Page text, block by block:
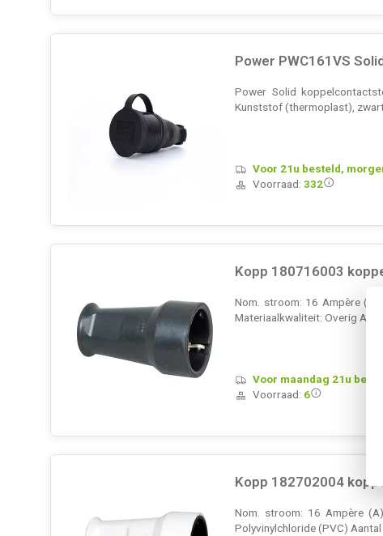
Power PWC161VS
Power Solid
Kunststof (thermoplast),
Voor 21u besteld,
Voorraad: 332
Kopp 180716003
Nom. stroom: 16 Ampère (A)
Materiaalkwaliteit: Overig
Voor maandag 21u
Voorraad: 6
Kopp 182702004
Nom. stroom: 16 Ampère
Polyvinylchloride (PVC)